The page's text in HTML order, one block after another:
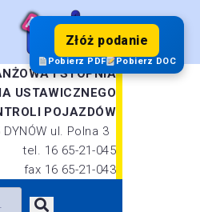
Złóż podanie
Pobierz PDF Pobierz DOC
I STOPNIA
USTAWICZNEGO
POJAZDÓW
DYNÓW ul. Polna 3
tel. 16 65-21-045
fax 16 65-21-043